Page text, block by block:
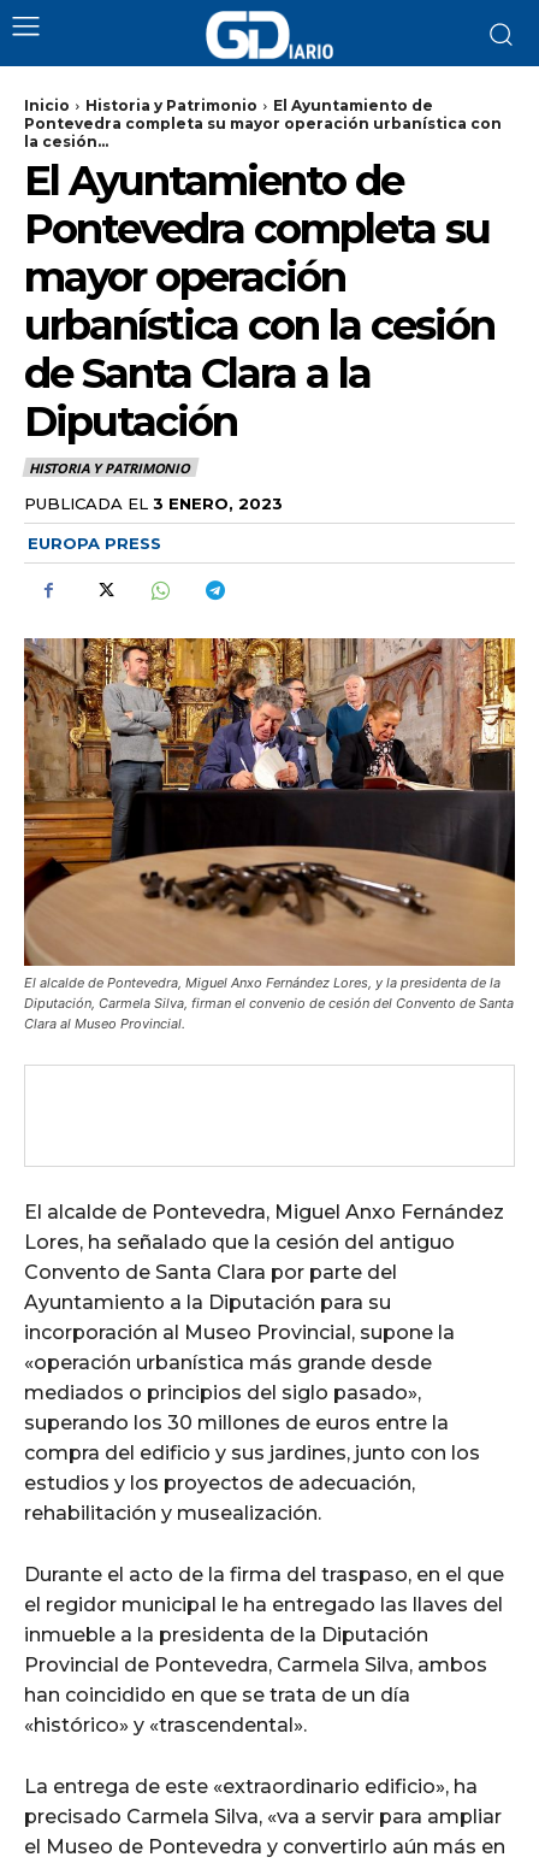
Inicio Historia y Patrimonio
El Ayuntamiento de
Pontevedra completa su mayor operación urbanística con
la cesión...
El Ayuntamiento de
Pontevedra completa su
mayor operación
urbanística con la cesión
de Santa Clara a la
Diputación
HISTORIA Y PATRIMONIO
PUBLICADA EL 3 ENERO, 2023
EUROPA PRESS
El alcalde de Pontevedra, Miguel Anxo Fernández Lores, y la presidenta de la
Diputación, Carmela Silva, firman el convenio de cesión del Convento de Santa
Clara al Museo Provincial.
El alcalde de Pontevedra, Miguel Anxo Fernández
Lores, ha señalado que la cesión del antiguo
Convento de Santa Clara por parte del
Ayuntamiento a la Diputación para su
incorporación al Museo Provincial, supone la
«operación urbanística más grande desde
mediados o principios del siglo pasado»,
superando los 30 millones de euros entre la
compra del edificio y sus jardines, junto con los
estudios y los proyectos de adecuación,
rehabilitación y musealización.
Durante el acto de la firma del traspaso, en el que
el regidor municipal le ha entregado las llaves del
inmueble a la presidenta de la Diputación
Provincial de Pontevedra, Carmela Silva, ambos
han coincidido en que se trata de un día
«histórico» y «trascendental».
La entrega de este «extraordinario edificio», ha
precisado Carmela Silva, «va a servir para ampliar
el Museo de Pontevedra y convertirlo aún más en